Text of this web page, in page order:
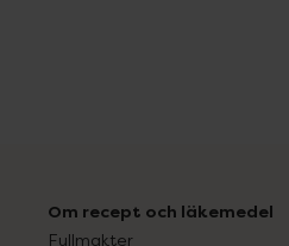
Om recept och läkemedel
Fullmakter